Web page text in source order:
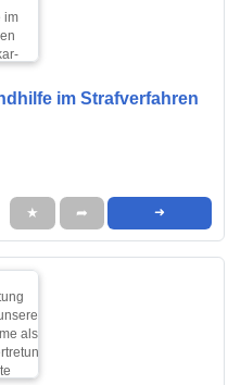
im Strafverfahren
★ ➦ ➜